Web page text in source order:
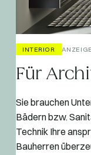
INTERIOR ANZEIGE
Für
Sie brauchen
Bädern bzw.
Technik Ihre
Bauherren